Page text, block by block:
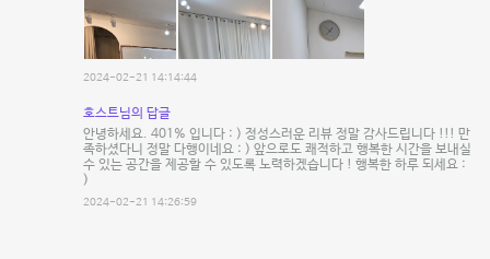
2024-02-21 14:14:44
호스트님의 답글
안녕하세요. 401% 입니다 : ) 정성스러운 리뷰 정말 감사드립니다 !!! 만
족하셨다니 정말 다행이네요 : ) 앞으로도 쾌적하고 행복한 시간을 보내실
수 있는 공간을 제공할 수 있도록 노력하겠습니다 ! 행복한 하루 되세요 :
)
2024-02-21 14:26:59